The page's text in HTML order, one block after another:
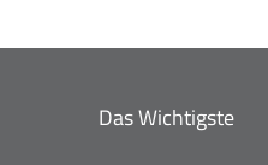
Das Wichtigste